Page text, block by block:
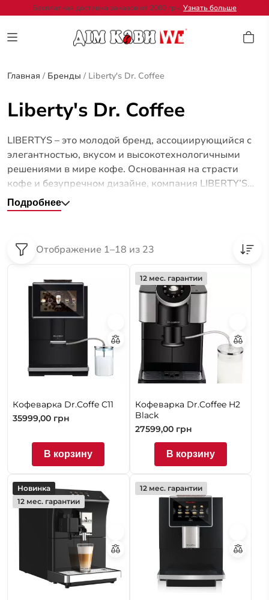
Бесплатная доставка заказов от 2000 грн. Узнать больше
Главная / Бренды / Liberty's Dr. Coffee
Liberty's Dr. Coffee
LIBERTYS – это молодой бренд, ассоциирующийся с
элегантностью, вкусом и высокотехнологичными
решениями в мире кофе. Основанная на страсти
кофе и безупречном дизайне, компания LIBERTY’S
предлагает самые современные кофемашины,
объединяющие в себе искусство приготовления
Подробнее
Отображение 1–18 из 23
Кофеварка Dr.Coffe C11
35999,00 грн
В корзину
12 мес. гарантии
Кофеварка Dr.Coffee H2
Black
27599,00 грн
В корзину
Новинка
12 мес. гарантии
12 мес. гарантии